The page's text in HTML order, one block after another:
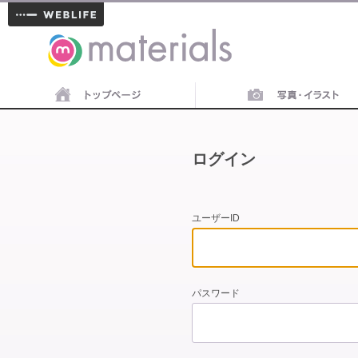
materials
ログイン
ユーザーID
パスワード